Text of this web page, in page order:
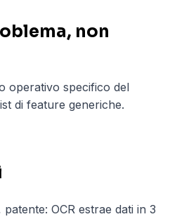
non
operativo specifico del
di feature generiche.
OCR estrae dati in 3